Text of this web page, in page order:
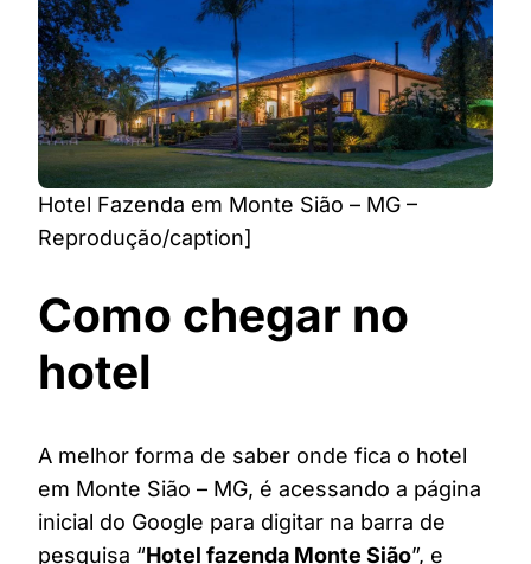
Hotel Fazenda em Monte Sião – MG –
Reprodução/caption]
Como chegar no
hotel
A melhor forma de saber onde fica o hotel
em Monte Sião – MG, é acessando a página
inicial do Google para digitar na barra de
pesquisa “Hotel fazenda Monte Sião”, e